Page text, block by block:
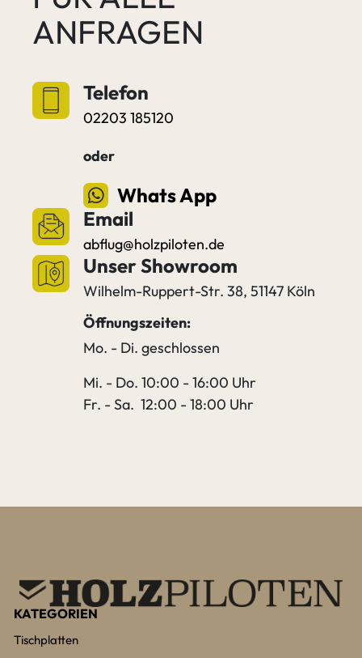
ANFRAGEN
Telefon
02203 185120
oder
Whats App
Email
abflug@holzpiloten.de
Unser Showroom
Wilhelm-Ruppert-Str. 38, 51147 Köln
Öffnungszeiten:
Mo. - Di. geschlossen
Mi. - Do. 10:00 - 16:00 Uhr
Fr. - Sa. 12:00 - 18:00 Uhr
KATEGORIEN
Tischplatten